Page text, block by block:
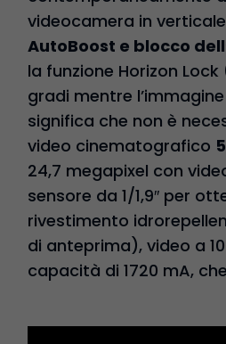
videocamera in
AutoBoost e blocco
la funzione Horizon
gradi mentre
significa che non è
video cinematografico
24,7 megapixel con
sensore da 1/1,9″ per
rivestimento
di anteprima), video a
capacità di 1720 mA,